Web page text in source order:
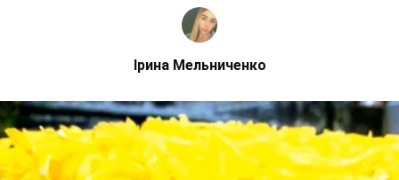
Ірина Мельниченко